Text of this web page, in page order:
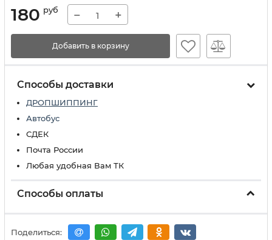
180 руб − +
Добавить в корзину
Способы доставки
ДРОПШИППИНГ
Автобус
СДЕК
Почта России
Любая удобная Вам ТК
Способы оплаты
Поделиться: